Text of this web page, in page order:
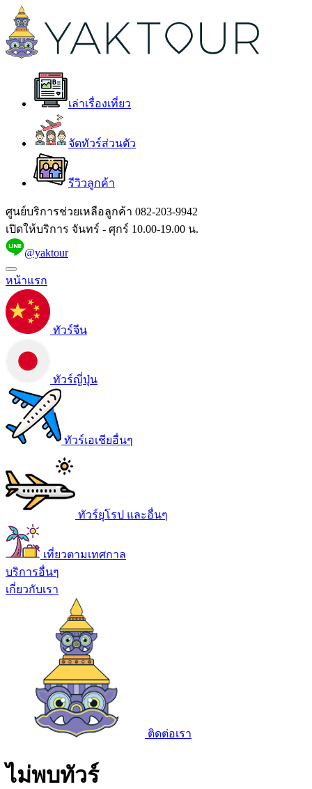
เล่าเรื่องเที่ยว
จัดทัวร์ส่วนตัว
รีวิวลูกค้า
ศูนย์บริการช่วยเหลือลูกค้า 082-203-9942
เปิดให้บริการ จันทร์ - ศุกร์ 10.00-19.00 น.
@yaktour
หน้าแรก
ทัวร์จีน
ทัวร์ญี่ปุ่น
ทัวร์เอเชียอื่นๆ
ทัวร์ยุโรป และอื่นๆ
เที่ยวตามเทศกาล
บริการอื่นๆ
เกี่ยวกับเรา
ติดต่อเรา
ไม่พบทัวร์